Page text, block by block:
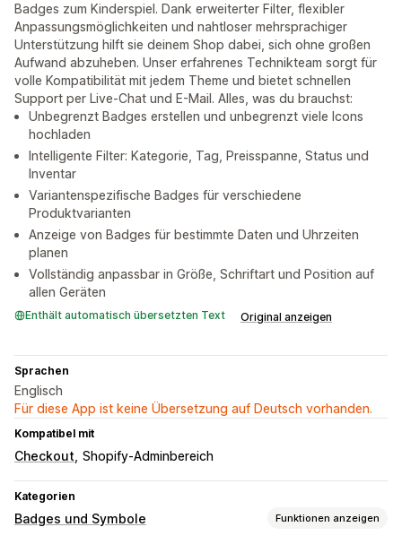
Badges zum Kinderspiel. Dank erweiterter Filter, flexibler
Anpassungsmöglichkeiten und nahtloser mehrsprachiger
Unterstützung hilft sie deinem Shop dabei, sich ohne großen
Aufwand abzuheben. Unser erfahrenes Technikteam sorgt für
volle Kompatibilität mit jedem Theme und bietet schnellen
Support per Live-Chat und E-Mail. Alles, was du brauchst:
Unbegrenzt Badges erstellen und unbegrenzt viele Icons
hochladen
Intelligente Filter: Kategorie, Tag, Preisspanne, Status und
Inventar
Variantenspezifische Badges für verschiedene
Produktvarianten
Anzeige von Badges für bestimmte Daten und Uhrzeiten
planen
Vollständig anpassbar in Größe, Schriftart und Position auf
allen Geräten
Enthält automatisch übersetzten Text Original anzeigen
Sprachen
Englisch
Für diese App ist keine Übersetzung auf Deutsch vorhanden.
Kompatibel mit
Checkout Shopify-Adminbereich
Kategorien
Badges und Symbole Funktionen anzeigen